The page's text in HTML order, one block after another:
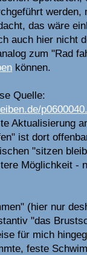
werden,
das wäre
auch hier nicht
zum "Rad
können.
Quelle:
Aktualisierung
ist dort
"sitzen
Möglichkeit -
(hier nur
"das
für mich
feste